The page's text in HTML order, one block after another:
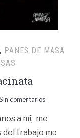
, PANES DE MASA
Sin comentarios
a mí, me
del trabajo me